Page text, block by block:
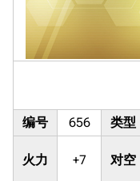
编号
656 类型
火力 +7 对空